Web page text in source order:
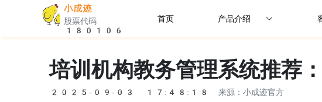
小成迹
股票代码
180106
首页 产品介绍
家长端
培训机构教务管理系统推荐
2025-09-03 17:48:18 来源：小成迹官方